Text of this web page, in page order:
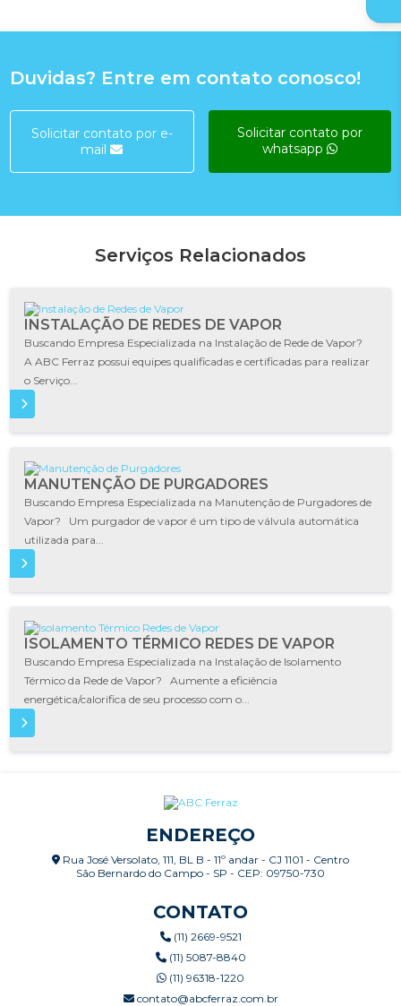
Duvidas? Entre em contato conosco!
Solicitar contato por e-
mail
Solicitar contato por
whatsapp
Serviços Relacionados
INSTALAÇÃO DE REDES DE VAPOR
Buscando Empresa Especializada na Instalação de Rede de Vapor?
A ABC Ferraz possui equipes qualificadas e certificadas para realizar
o Serviço...
MANUTENÇÃO DE PURGADORES
Buscando Empresa Especializada na Manutenção de Purgadores de
Vapor? Um purgador de vapor é um tipo de válvula automática
utilizada para...
ISOLAMENTO TÉRMICO REDES DE VAPOR
Buscando Empresa Especializada na Instalação de Isolamento
Térmico da Rede de Vapor? Aumente a eficiência
energética/calorifica de seu processo com o...
ENDEREÇO
Rua José Versolato, 111, BL B - 11º andar - CJ 1101 - Centro
São Bernardo do Campo - SP - CEP: 09750-730
CONTATO
(11) 2669-9521
(11) 5087-8840
(11) 96318-1220
contato@abcferraz.com.br